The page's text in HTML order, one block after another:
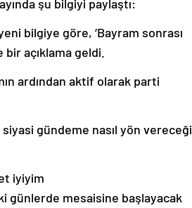
şu bilgiyi paylaştı:
bilgiye göre, ‘Bayram sonrası
bir açıklama geldi.
ardından aktif olarak parti
gündeme nasıl yön vereceği
iyiyim
günlerde mesaisine başlayacak